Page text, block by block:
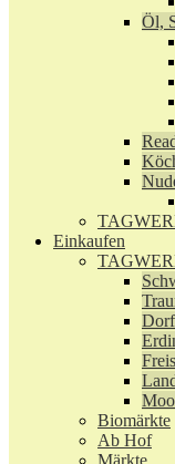
Öl,
Einkaufen
Biomärkte
Ab Hof
Märkte